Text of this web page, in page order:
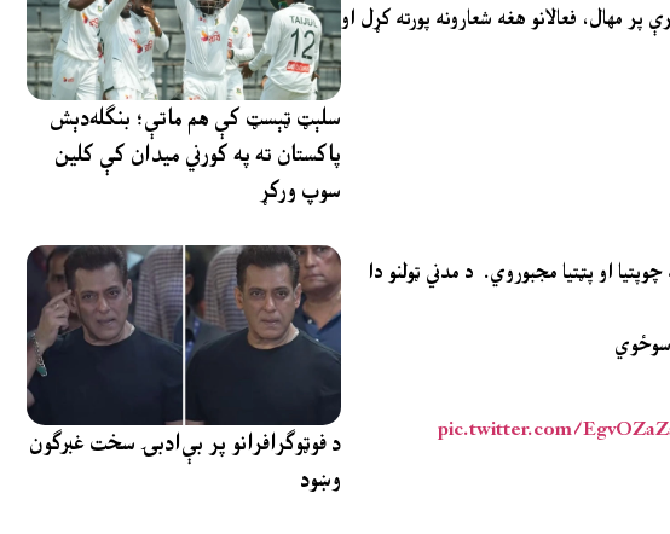
سلېټ ټېسټ کې هم ماتې؛ بنګله‌دېش
پاکستان ته په کورني میدان کې کلین
سوپ ورکړ
د فوټوګرافرانو پر بې‌ادبۍ سخت غبرګون
وښود
مهال، فعالانو هغه شعارونه پورته کړل او
او پټتیا مجبوروي. د مدني ټولنو دا
سوځوي
pic.twitter.com/